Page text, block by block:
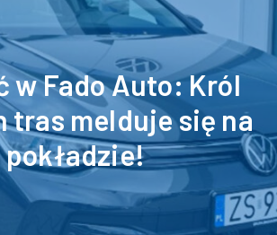
w Fado Auto: Król
tras melduje się na
pokładzie!